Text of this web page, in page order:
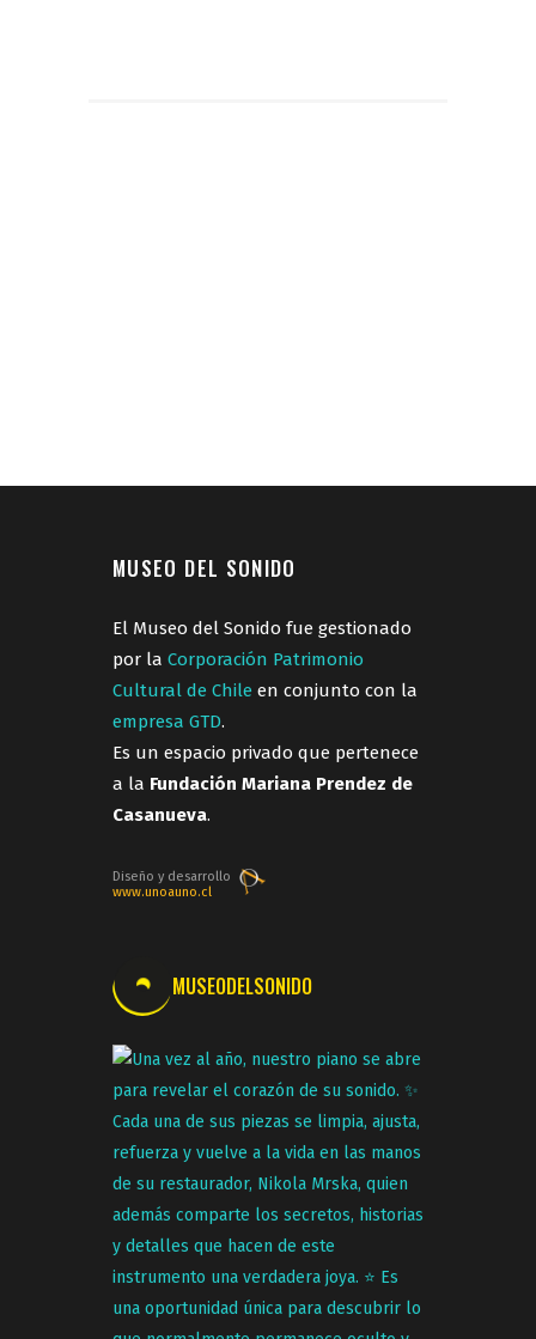
MUSEO DEL SONIDO
El Museo del Sonido fue gestionado
por la Corporación Patrimonio
Cultural de Chile en conjunto con la
empresa GTD.
Es un espacio privado que pertenece
a la Fundación Mariana Prendez de
Casanueva.
Diseño y desarrollo
www.unoauno.cl
MUSEODELSONIDO